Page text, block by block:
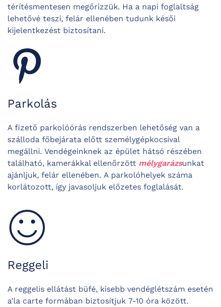
térítésmentesen megőrizzük. Ha a napi foglaltság
lehetővé teszi, felár ellenében tudunk késői
kijelentkezést biztosítani.
Parkolás
A fizető parkolóórás rendszerben lehetőség van a
szálloda főbejárata előtt személygépkocsival
megállni. Vendégeinknek az épület hátsó részében
található, kamerákkal ellenőrzött mélygarázsunkat
ajánljuk, felár ellenében. A parkolóhelyek száma
korlátozott, így javasoljuk előzetes foglalását.
Reggeli
A reggelis ellátást büfé, kisebb vendéglétszám esetén
a'la carte formában biztosítjuk 7-10 óra között.